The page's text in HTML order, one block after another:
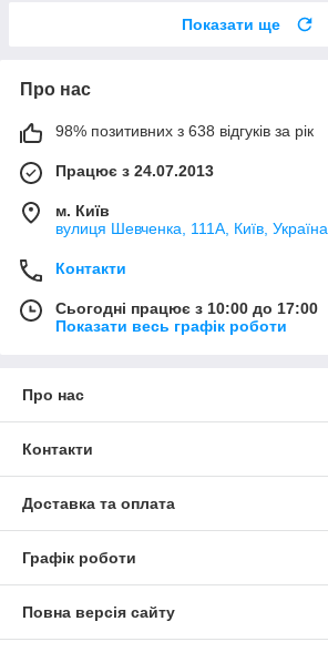
Показати ще
Про нас
98% позитивних з 638 відгуків за рік
Працює з 24.07.2013
м. Київ
вулиця Шевченка, 111A, Київ, Україна
Контакти
Сьогодні працює з 10:00 до 17:00
Показати весь графік роботи
Про нас
Контакти
Доставка та оплата
Графік роботи
Повна версія сайту